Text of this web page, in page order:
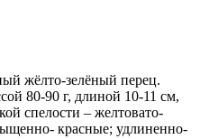
жёлто-зелёный перец.
80-90 г, длиной 10-11 см,
спелости – желтовато-
красные; удлиненно-